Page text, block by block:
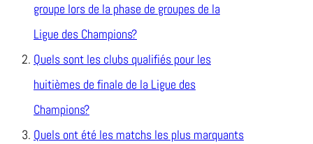
groupe lors de la phase de groupes de la
Ligue des Champions?
Quels sont les clubs qualifiés pour les
huitièmes de finale de la Ligue des
Champions?
Quels ont été les matchs les plus marquants